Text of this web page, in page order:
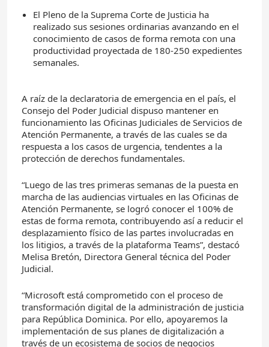
El Pleno de la Suprema Corte de Justicia ha
realizado sus sesiones ordinarias avanzando en el
conocimiento de casos de forma remota con una
productividad proyectada de 180-250 expedientes
semanales.
A raíz de la declaratoria de emergencia en el país, el
Consejo del Poder Judicial dispuso mantener en
funcionamiento las Oficinas Judiciales de Servicios de
Atención Permanente, a través de las cuales se da
respuesta a los casos de urgencia, tendentes a la
protección de derechos fundamentales.
“Luego de las tres primeras semanas de la puesta en
marcha de las audiencias virtuales en las Oficinas de
Atención Permanente, se logró conocer el 100% de
estas de forma remota, contribuyendo así a reducir el
desplazamiento físico de las partes involucradas en
los litigios, a través de la plataforma Teams”, destacó
Melisa Bretón, Directora General técnica del Poder
Judicial.
“Microsoft está comprometido con el proceso de
transformación digital de la administración de justicia
para República Dominica. Por ello, apoyaremos la
implementación de sus planes de digitalización a
través de un ecosistema de socios de negocios